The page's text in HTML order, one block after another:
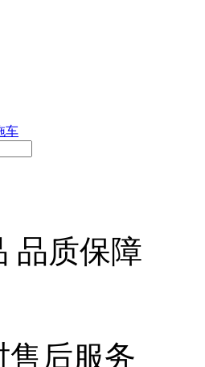
车
品质保障
售后服务